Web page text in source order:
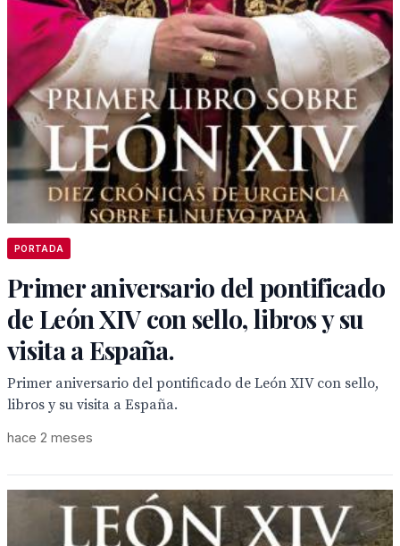
PORTADA
Primer aniversario del pontificado
de León XIV con sello, libros y su
visita a España.
Primer aniversario del pontificado de León XIV con sello,
libros y su visita a España.
hace 2 meses